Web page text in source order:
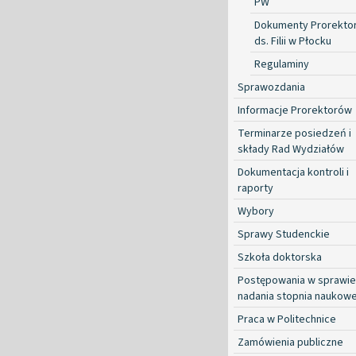
Dokumenty
ds. Filii w Płocku
Regulaminy
Sprawozdania
Informacje Prorektorów
Terminarze posiedzeń i
składy Rad Wydziałów
Dokumentacja kontroli i
raporty
Wybory
Sprawy Studenckie
Szkoła doktorska
Postępowania w sprawie
nadania stopnia
Praca w Politechnice
Zamówienia publiczne